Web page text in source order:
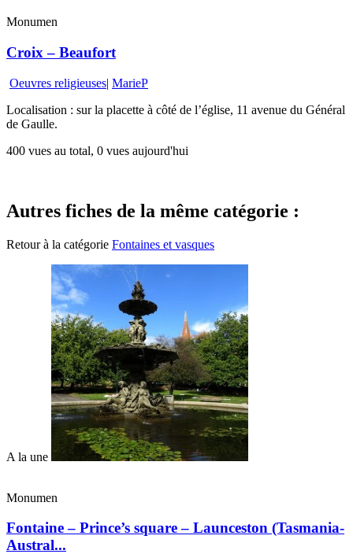
Monumen
Croix – Beaufort
Oeuvres religieuses| MarieP
Localisation : sur la placette à côté de l’église, 11 avenue du Général
de Gaulle.
400 vues au total, 0 vues aujourd'hui
Autres fiches de la même catégorie :
Retour à la catégorie Fontaines et vasques
A la une
Monumen
Fontaine – Prince’s square – Launceston (Tasmania-
Austral...